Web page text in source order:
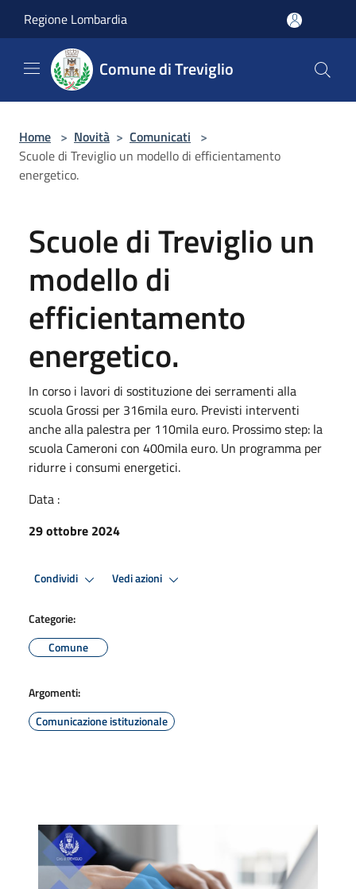
Regione Lombardia
Comune di Treviglio
Home > Novità > Comunicati >
Scuole di Treviglio un modello di efficientamento
energetico.
Scuole di Treviglio un
modello di
efficientamento
energetico.
In corso i lavori di sostituzione dei serramenti alla
scuola Grossi per 316mila euro. Previsti interventi
anche alla palestra per 110mila euro. Prossimo step: la
scuola Cameroni con 400mila euro. Un programma per
ridurre i consumi energetici.
Data :
29 ottobre 2024
Condividi Vedi azioni
Categorie:
Comune
Argomenti:
Comunicazione istituzionale